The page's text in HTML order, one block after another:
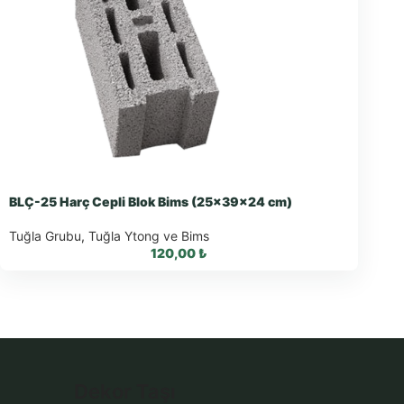
BLÇ-25 Harç Cepli Blok Bims (25x39x24 cm)
Tuğla Grubu, Tuğla Ytong ve Bims
120,00₺